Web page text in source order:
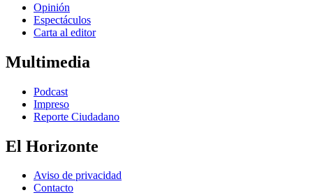
Opinión
Espectáculos
Carta al editor
Multimedia
Podcast
Impreso
Reporte Ciudadano
El Horizonte
Aviso de privacidad
Contacto